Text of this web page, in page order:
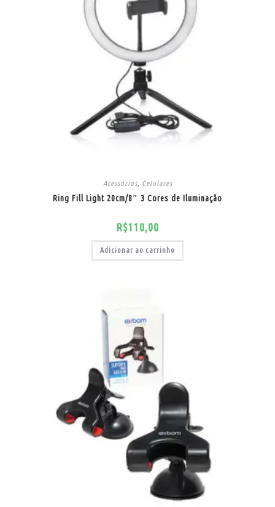
Acessórios, Celulares
Ring Fill Light 20cm/8″ 3 Cores de Iluminação
R$110,00
Adicionar ao carrinho